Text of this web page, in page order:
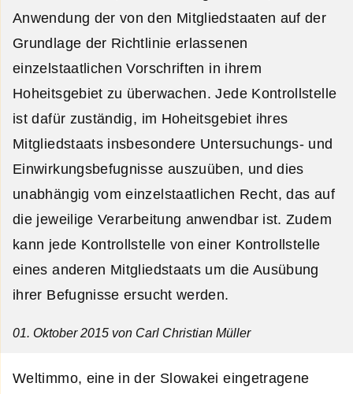
Anwendung der von den Mitgliedstaaten auf der
Grundlage der Richtlinie erlassenen
einzelstaatlichen Vorschriften in ihrem
Hoheitsgebiet zu überwachen. Jede Kontrollstelle
ist dafür zuständig, im Hoheitsgebiet ihres
Mitgliedstaats insbesondere Untersuchungs- und
Einwirkungsbefugnisse auszuüben, und dies
unabhängig vom einzelstaatlichen Recht, das auf
die jeweilige Verarbeitung anwendbar ist. Zudem
kann jede Kontrollstelle von einer Kontrollstelle
eines anderen Mitgliedstaats um die Ausübung
ihrer Befugnisse ersucht werden.
01. Oktober 2015 von Carl Christian Müller
Weltimmo, eine in der Slowakei eingetragene